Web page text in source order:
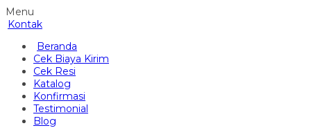
Menu
Kontak
Beranda
Cek Biaya Kirim
Cek Resi
Katalog
Konfirmasi
Testimonial
Blog